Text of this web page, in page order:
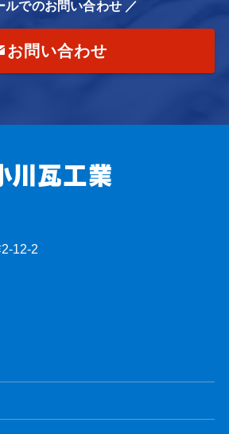
ルでのお問い合わせ ／
お問い合わせ
12-2